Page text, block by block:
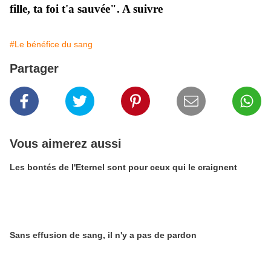
fille, ta foi t'a sauvée". A suivre
#Le bénéfice du sang
Partager
Vous aimerez aussi
Les bontés de l'Eternel sont pour ceux qui le craignent
Sans effusion de sang, il n'y a pas de pardon